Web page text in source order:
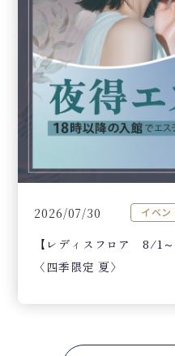
2026/07/30 イベン
【レディスフロア 8/1
〈四季限定 夏〉